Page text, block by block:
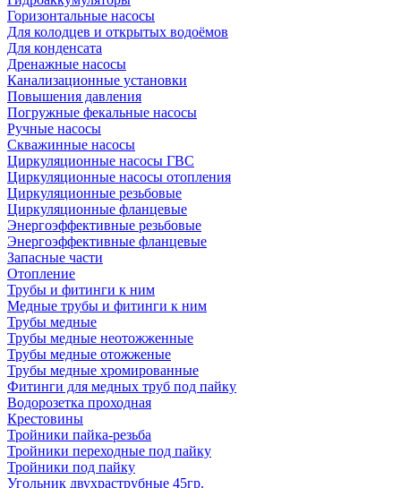
Горизонтальные насосы
Для колодцев и открытых водоёмов
Для конденсата
Дренажные насосы
Канализационные установки
Повышения давления
Погружные фекальные насосы
Ручные насосы
Скважинные насосы
Циркуляционные насосы ГВС
Циркуляционные насосы отопления
Циркуляционные резьбовые
Циркуляционные фланцевые
Энергоэффективные резьбовые
Энергоэффективные фланцевые
Запасные части
Отопление
Трубы и фитинги к ним
Медные трубы и фитинги к ним
Трубы медные
Трубы медные неотожженные
Трубы медные отожженые
Трубы медные хромированные
Фитинги для медных труб под пайку
Водорозетка проходная
Крестовины
Тройники пайка-резьба
Тройники переходные под пайку
Тройники под пайку
Угольник двухраструбные 45гр.